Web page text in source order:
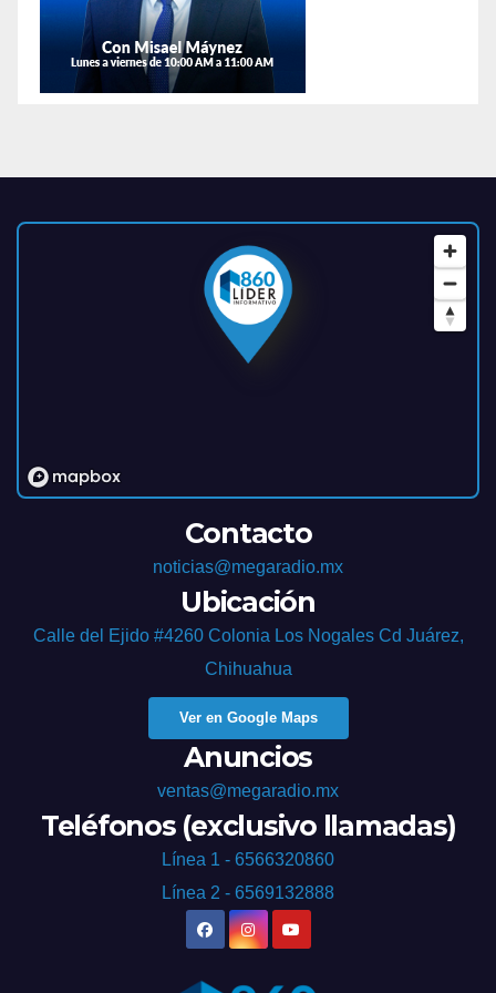
Contacto
noticias@megaradio.mx
Ubicación
Calle del Ejido #4260 Colonia Los Nogales Cd Juárez,
Chihuahua
Ver en Google Maps
Anuncios
ventas@megaradio.mx
Teléfonos (exclusivo llamadas)
Línea 1 - 6566320860
Línea 2 - 6569132888